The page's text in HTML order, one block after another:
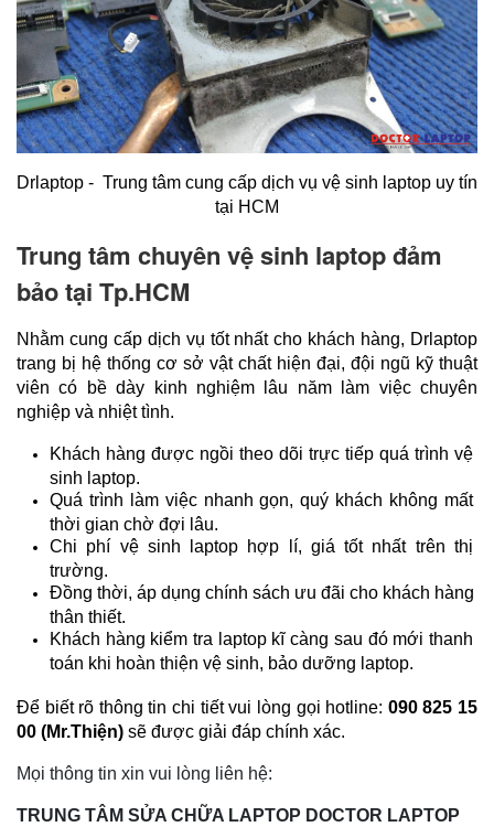
Drlaptop -  Trung tâm cung cấp dịch vụ vệ sinh laptop uy tín
tại HCM
Trung tâm chuyên vệ sinh laptop đảm
bảo tại Tp.HCM
Nhằm cung cấp dịch vụ tốt nhất cho khách hàng, Drlaptop
trang bị hệ thống cơ sở vật chất hiện đại, đội ngũ kỹ thuật
viên có bề dày kinh nghiệm lâu năm làm việc chuyên
nghiệp và nhiệt tình.
Khách hàng được ngồi theo dõi trực tiếp quá trình vệ
sinh laptop.
Quá trình làm việc nhanh gọn, quý khách không mất
thời gian chờ đợi lâu.
Chi phí vệ sinh laptop hợp lí, giá tốt nhất trên thị
trường.
Đồng thời, áp dụng chính sách ưu đãi cho khách hàng
thân thiết.
Khách hàng kiểm tra laptop kĩ càng sau đó mới thanh
toán khi hoàn thiện vệ sinh, bảo dưỡng laptop.
Để biết rõ thông tin chi tiết vui lòng gọi hotline: 090 825 15
00 (Mr.Thiện) sẽ được giải đáp chính xác.
Mọi thông tin xin vui lòng liên hệ:
TRUNG TÂM SỬA CHỮA LAPTOP DOCTOR LAPTOP